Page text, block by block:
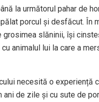
la următorul pahar de
porcul și desfăcut. În
grosimea slăninii, își
animalul lui la care a
necesită o experiență
ani de zile și cu sute de